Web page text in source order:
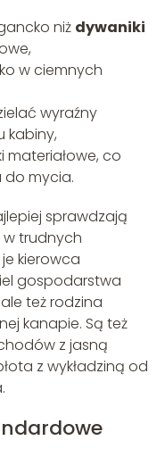
niż dywaniki
w ciemnych
wyraźny
kabiny,
materiałowe, co
mycia.
sprawdzają
trudnych
kierowca
gospodarstwa
też rodzina
kanapie. Są też
z jasną
z wykładziną od